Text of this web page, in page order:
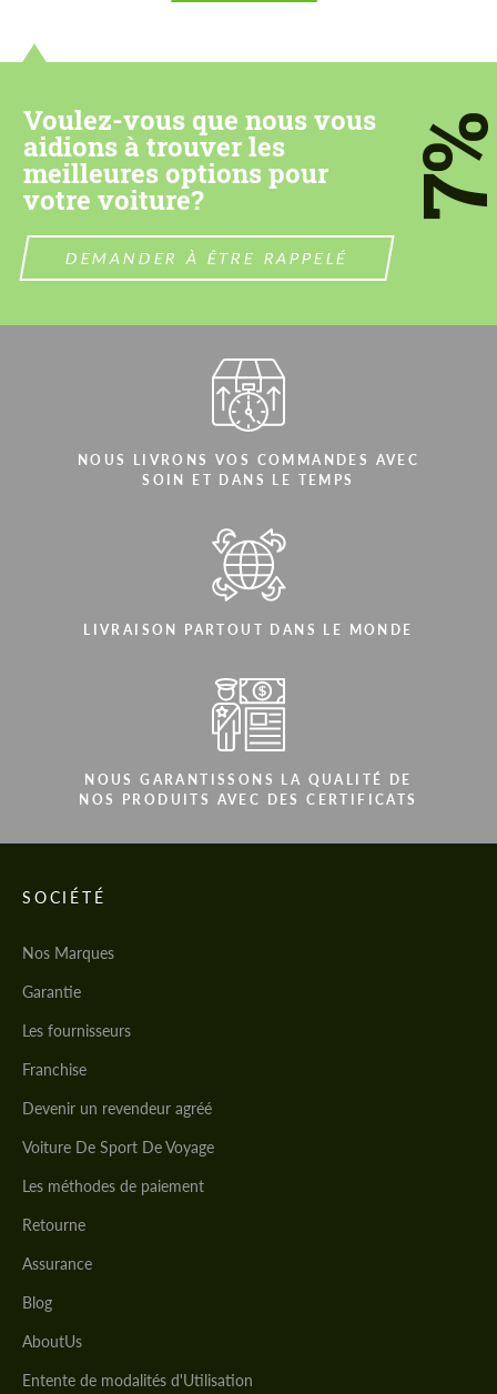
Voulez-vous que nous vous
aidions à trouver les
meilleures options pour
votre voiture?
DEMANDER À ÊTRE RAPPELÉ
NOUS LIVRONS VOS COMMANDES AVEC
SOIN ET DANS LE TEMPS
LIVRAISON PARTOUT DANS LE MONDE
NOUS GARANTISSONS LA QUALITÉ DE
NOS PRODUITS AVEC DES CERTIFICATS
SOCIÉTÉ
Nos Marques
Garantie
Les fournisseurs
Franchise
Devenir un revendeur agréé
Voiture De Sport De Voyage
Les méthodes de paiement
Retourne
Assurance
Blog
AboutUs
Entente de modalités d'Utilisation
Please use this form to fill in some basic
most competitive offer.
Acceptez le traitement des données à
Nous parlons votre langue
most competitive offer.
Nous parlons votre langue